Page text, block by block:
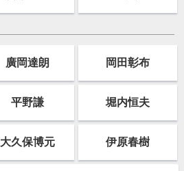
廣岡達朗 岡田彰布
平野謙 堀内恒夫
大久保博元 伊原春樹